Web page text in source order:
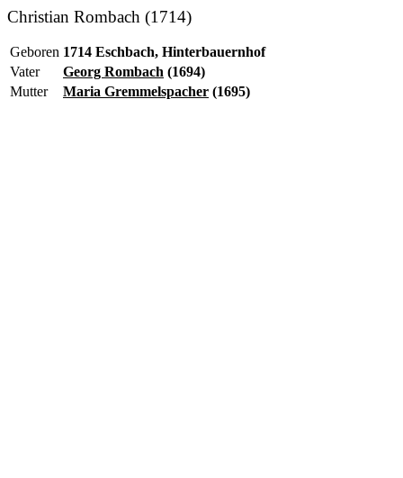
Christian Rombach (1714)
Geboren 1714 Eschbach, Hinterbauernhof
Vater
Georg Rombach (1694)
Mutter
Maria Gremmelspacher (1695)